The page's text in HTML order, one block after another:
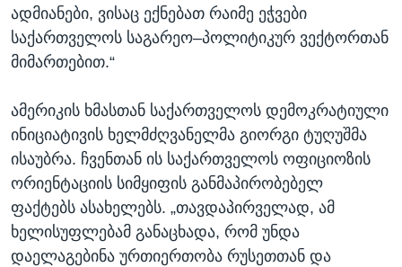
ადმიანები, ვისაც ექნებათ რაიმე ეჭვები
საქართველოს საგარეო–პოლიტიკურ ვექტორთან
მიმართებით.“
ამერიკის ხმასთან საქართველოს დემოკრატიული
ინიციატივის ხელმძღვანელმა გიორგი ტუღუშმა
ისაუბრა. ჩვენთან ის საქართველოს ოფიციოზის
ორიენტაციის სიმყიფის განმაპირობებელ
ფაქტებს ასახელებს. „თავდაპირველად, ამ
ხელისუფლებამ განაცხადა, რომ უნდა
დაელაგებინა ურთიერთობა რუსეთთან და